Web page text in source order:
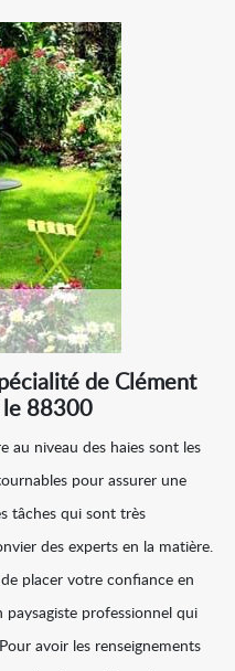
de Clément
le 88300
au niveau des haies sont les
pour assurer une
tâches qui sont très
des experts en la matière.
placer votre confiance en
paysagiste professionnel qui
avoir les renseignements